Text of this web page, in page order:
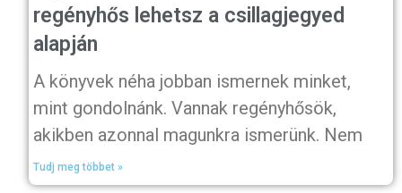
regényhős lehetsz a csillagjegyed
alapján
A könyvek néha jobban ismernek minket,
mint gondolnánk. Vannak regényhősök,
akikben azonnal magunkra ismerünk. Nem
Tudj meg többet »